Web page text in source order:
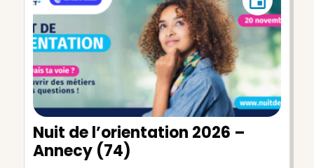
Nuit de l’orientation 2026 –
Annecy (74)